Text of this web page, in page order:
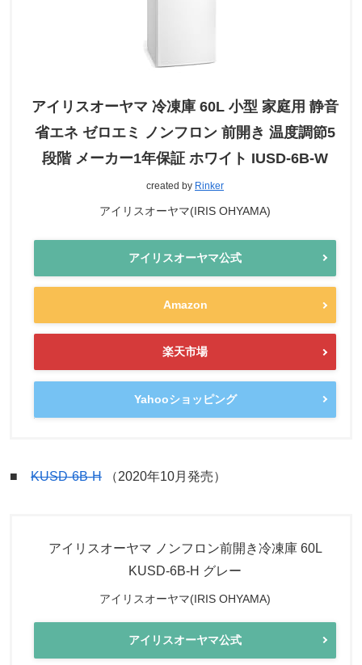
アイリスオーヤマ 冷凍庫 60L 小型 家庭用 静音
省エネ ゼロエミ ノンフロン 前開き 温度調節5
段階 メーカー1年保証 ホワイト IUSD-6B-W
created by Rinker
アイリスオーヤマ(IRIS OHYAMA)
アイリスオーヤマ公式
Amazon
楽天市場
Yahooショッピング
■ KUSD-6B-H （2020年10月発売）
アイリスオーヤマ ノンフロン前開き冷凍庫 60L
KUSD-6B-H グレー
アイリスオーヤマ(IRIS OHYAMA)
アイリスオーヤマ公式